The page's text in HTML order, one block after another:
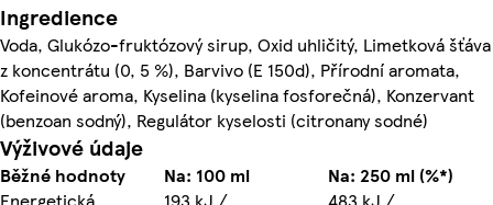
Ingredience
Voda, Glukózo-fruktózový sirup, Oxid uhličitý, Limetková šťáva
z koncentrátu (0, 5 %), Barvivo (E 150d), Přírodní aromata,
Kofeinové aroma, Kyselina (kyselina fosforečná), Konzervant
(benzoan sodný), Regulátor kyselosti (citronany sodné)
Výživové údaje
Běžné hodnoty Na: 100 ml
Na: 250 ml (%*)